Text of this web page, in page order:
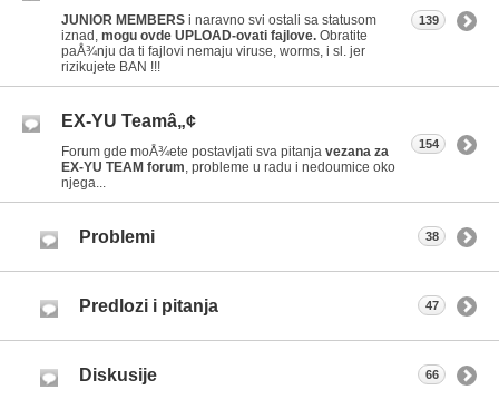
JUNIOR MEMBERS i naravno svi ostali sa statusom
iznad, mogu ovde UPLOAD-ovati fajlove. Obratite
paÅ¾nju da ti fajlovi nemaju viruse, worms, i sl. jer
rizikujete BAN !!!
139
EX-YU Teamâ„¢
Forum gde moÅ¾ete postavljati sva pitanja vezana za
EX-YU TEAM forum , probleme u radu i nedoumice oko
njega...
154
Problemi 38
Predlozi i pitanja 47
Diskusije 66